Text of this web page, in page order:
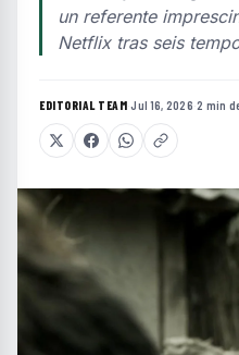
un referente
Netflix tras seis
EDITORIAL TEAM·Jul 16, 2026·2 min